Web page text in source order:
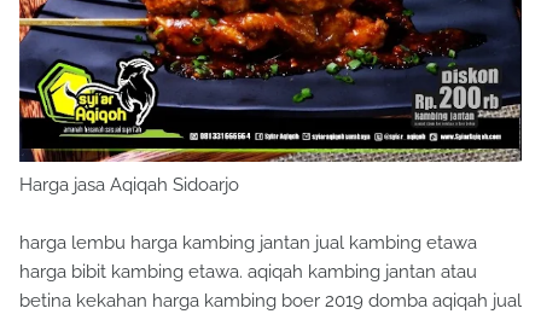
Harga jasa Aqiqah Sidoarjo
harga lembu harga kambing jantan jual kambing etawa
harga bibit kambing etawa. aqiqah kambing jantan atau
betina kekahan harga kambing boer 2019 domba aqiqah jual